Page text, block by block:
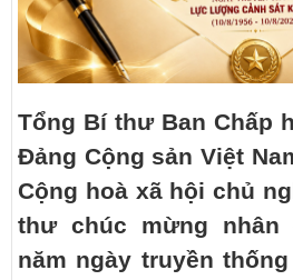
Tổng Bí thư Ban Chấp
Đảng Cộng sản Việt
Cộng hoà xã hội chủ
thư chúc mừng nhân
năm ngày truyền